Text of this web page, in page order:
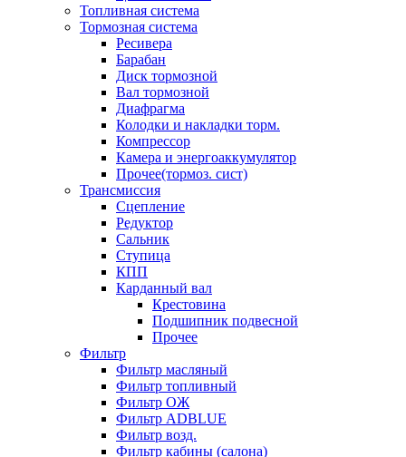
Топливная система
Тормозная система
Ресивера
Барабан
Диск тормозной
Вал тормозной
Диафрагма
Колодки и накладки торм.
Компрессор
Камера и энергоаккумулятор
Прочее(тормоз. сист)
Трансмиссия
Сцепление
Редуктор
Сальник
Ступица
КПП
Карданный вал
Крестовина
Подшипник подвесной
Прочее
Фильтр
Фильтр масляный
Фильтр топливный
Фильтр ОЖ
Фильтр ADBLUE
Фильтр возд.
Фильтр кабины (салона)